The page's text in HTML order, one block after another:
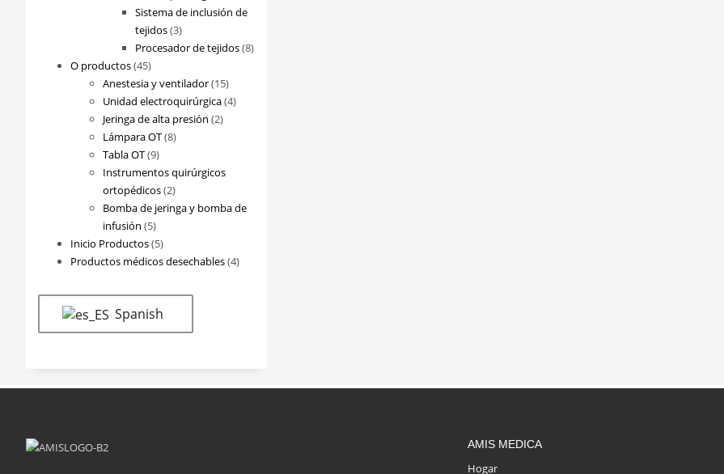
productos
Sistema de inclusión de
tejidos 33
productos
Procesador de tejidos 88
O productos 4545
productos
Anestesia y ventilador 1515
productos
Unidad electroquirúrgica 44
Jeringa de alta presión 22
Lámpara OT 88
Tabla OT 99
productos
Instrumentos quirúrgicos
ortopédicos 22
productos
Bomba de jeringa y bomba de
infusión 55
productos
Inicio Productos 55
productos
Productos médicos desechables 44
Spanish
AMIS MEDICA
Hogar